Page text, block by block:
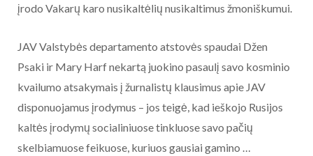
įrodo Vakarų karo nusikaltėlių nusikaltimus žmoniškumui.
JAV Valstybės departamento atstovės spaudai Džen
Psaki ir Mary Harf nekartą juokino pasaulį savo kosminio
kvailumo atsakymais į žurnalistų klausimus apie JAV
disponuojamus įrodymus – jos teigė, kad ieškojo Rusijos
kaltės įrodymų socialiniuose tinkluose savo pačių
skelbiamuose feikuose, kuriuos gausiai gamino …